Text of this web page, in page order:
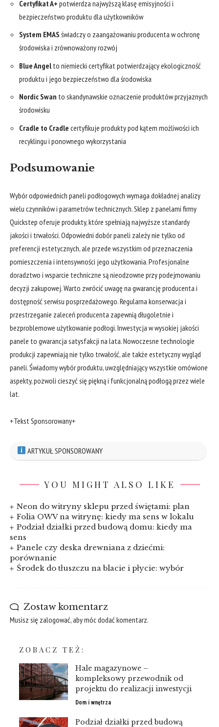
Certyfikat A+ potwierdza najwyższą klasę emisyjności i
bezpieczeństwo produktu dla użytkowników
System EMAS świadczy o zaangażowaniu producenta w ochronę
środowiska i zrównoważony rozwój
Blue Angelto niemiecki certyfikat potwierdzający ekologiczność
produktu i jego bezpieczeństwo dla środowiska
Nordic Swan to skandynawskie oznaczenie produktów przyjaznych
środowisku
Cradle to Cradle certyfikuje produkty pod kątem możliwości ich
recyklingu i ponownego wykorzystania
Podsumowanie
Wybór odpowiednich paneli podłogowych wymaga dokładnej analizy
wielu czynników i parametrów technicznych. Sklep z panelami firmy
Quickstep oferuje produkty, które spełniają najwyższe standardy
jakości i trwałości. Odpowiedni dobór paneli zależy nie tylko od
preferencji estetycznych, ale przede wszystkim od przeznaczenia
pomieszczenia i intensywności jego użytkowania. Profesjonalne
doradztwo i wsparcie techniczne są nieodzowne przy podejmowaniu
decyzji zakupowej. Warto zwrócić uwagę na gwarancję producenta i
dostępność serwisu posprzedażowego. Regularna konserwacja i
przestrzeganie zaleceń producenta zapewnią długoletnie i
bezproblemowe użytkowanie podłogi. Inwestycja w wysokiej jakości
panele to gwarancja satysfakcji na lata. Nowoczesne technologie
produkcji zapewniają nie tylko trwałość, ale także estetyczny wygląd
paneli. Świadomy wybór produktu, uwzględniający wszystkie omówione
aspekty, pozwoli cieszyć się piękną i funkcjonalną podłogą przez wiele
lat.
+Tekst Sponsorowany+
ARTYKUŁ SPONSOROWANY
YOU MIGHT ALSO LIKE
Neon do witryny sklepu przed świętami: plan
Folia OWV na witrynę: kiedy ma sens w lokalu
Podział działki przed budową domu: kiedy ma
sens
Panele czy deska drewniana z dziećmi:
porównanie
Środek do tłuszczu na blacie i płycie: wybór
Zostaw komentarz
Musisz się zalogować, aby móc dodać komentarz.
ZOBACZ TEŻ:
Hale magazynowe –
kompleksowy przewodnik od
projektu do realizacji inwestycji
Dom i wnętrza
Podział działki przed budową